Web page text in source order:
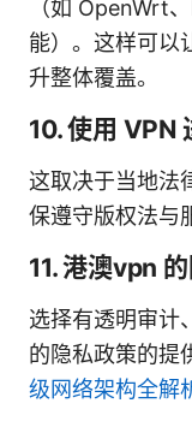
（如 OpenWrt
能）。这样可以
升整体覆盖。
10. 使用 VPN
这取决于当地法
保遵守版权法与
11. 港澳vpn
选择有透明审计
的隐私政策的提
级网络架构全解